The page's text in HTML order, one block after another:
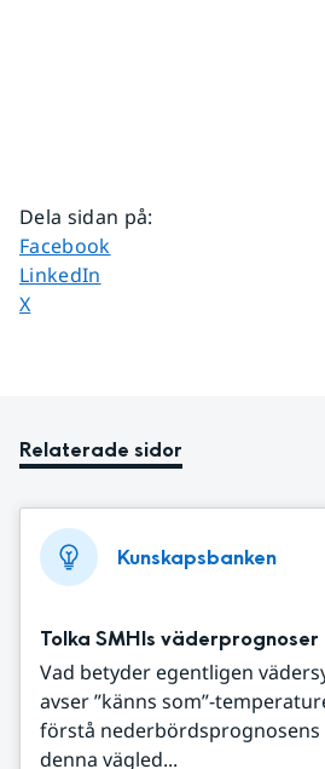
Dela sidan på:
Dela sidan på
Facebook
Dela sidan på
LinkedIn
Dela sidan på
X
Relaterade sidor
Kunskapsbanken
Tolka SMHIs väderprognoser
Vad betyder egentligen
avser ”känns som”-
förstå
denna vägled...